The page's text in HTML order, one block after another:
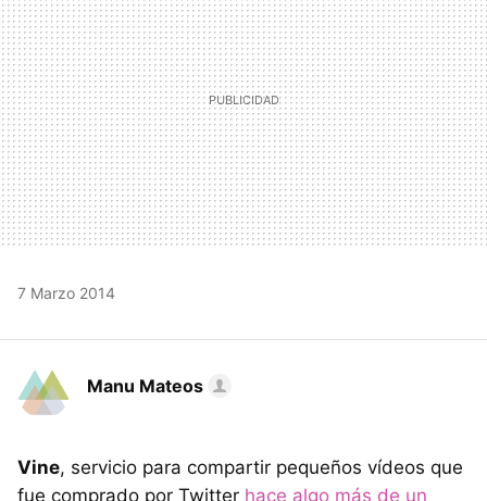
7 Marzo 2014
Manu Mateos
Vine, servicio para compartir pequeños vídeos que
fue comprado por Twitter hace algo más de un